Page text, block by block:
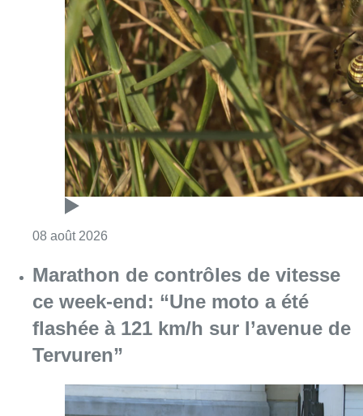
08 août 2026
Marathon de contrôles de vitesse
ce week-end: “Une moto a été
flashée à 121 km/h sur l’avenue de
Tervuren”